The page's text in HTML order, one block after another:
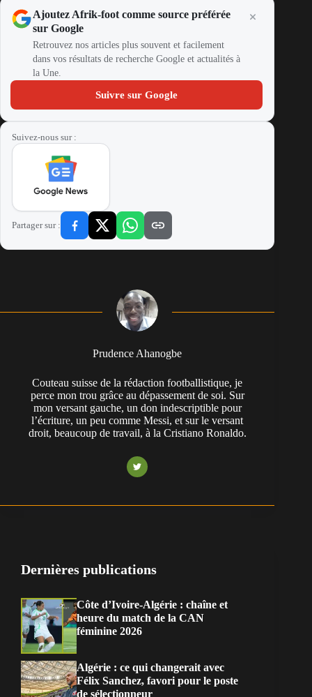
Ajoutez Afrik-foot comme source préférée
sur Google
Retrouvez nos articles plus souvent et facilement
dans vos résultats de recherche Google et actualités à
la Une.
Suivre sur Google
Suivez-nous sur :
Partager sur :
Prudence Ahanogbe
Couteau suisse de la rédaction footballistique, je
perce mon trou grâce au dépassement de soi. Sur
mon versant gauche, un don indescriptible pour
l’écriture, un peu comme Messi, et sur le versant
droit, beaucoup de travail, à la Cristiano Ronaldo.
Dernières publications
Côte d’Ivoire-Algérie : chaîne et
heure du match de la CAN
féminine 2026
Algérie : ce qui changerait avec
Félix Sanchez, favori pour le poste
de sélectionneur